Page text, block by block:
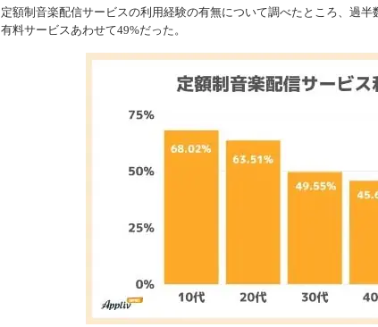
定額制音楽配信サービスの利用経験の有無について調べたところ、過
有料サービスあわせて49%だった。